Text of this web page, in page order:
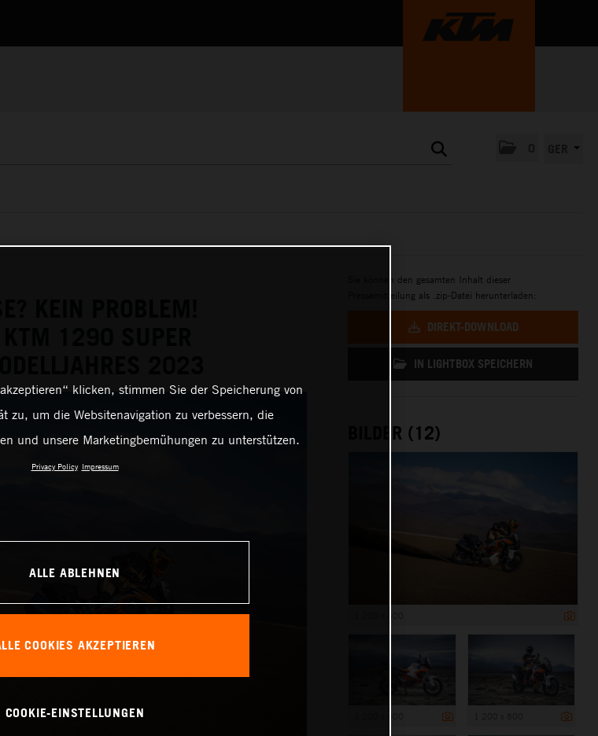
KEIN PROBLEM!
Sie können den gesamten Inhalt dieser
Pressemitteilung als .zip-Datei herunterladen:
DIREKT-DOWNLOAD
IN LIGHTBOX SPEICHERN
BILDER (12)
klicken, stimmen Sie der Speicherung von
zu, um die Websitenavigation zu verbessern, die
und unsere Marketingbemühungen zu unterstützen.
Privacy Policy Impressum
ALLE ABLEHNEN
COOKIES AKZEPTIEREN
COOKIE-EINSTELLUNGEN